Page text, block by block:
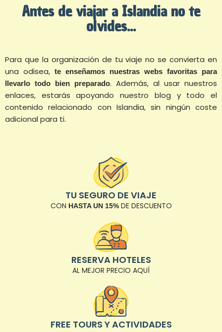
Antes de viajar a Islandia no te
olvides...
Para que la organización de tu viaje no se convierta en
una odisea, te enseñamos nuestras webs favoritas para
llevarlo todo bien preparado. Además, al usar nuestros
enlaces, estarás apoyando nuestro blog y todo el
contenido relacionado con Islandia, sin ningún coste
adicional para ti.
TU SEGURO DE VIAJE
CON HASTA UN 15%DE DESCUENTO
RESERVA HOTELES
AL MEJOR PRECIO AQUÍ
FREE TOURS Y ACTIVIDADES